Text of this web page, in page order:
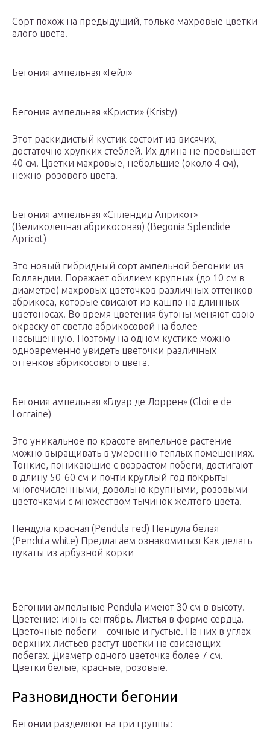
Сорт похож на предыдущий, только махровые цветки
алого цвета.
Бегония ампельная «Гейл»
Бегония ампельная «Кристи» (Kristy)
Этот раскидистый кустик состоит из висячих,
достаточно хрупких стеблей. Их длина не превышает
40 см. Цветки махровые, небольшие (около 4 см),
нежно-розового цвета.
Бегония ампельная «Сплендид Априкот»
(Великолепная абрикосовая) (Begonia Splendide
Apricot)
Это новый гибридный сорт ампельной бегонии из
Голландии. Поражает обилием крупных (до 10 см в
диаметре) махровых цветочков различных оттенков
абрикоса, которые свисают из кашпо на длинных
цветоносах. Во время цветения бутоны меняют свою
окраску от светло абрикосовой на более
насыщенную. Поэтому на одном кустике можно
одновременно увидеть цветочки различных
оттенков абрикосового цвета.
Бегония ампельная «Глуар де Лоррен» (Gloire de
Lorraine)
Это уникальное по красоте ампельное растение
можно выращивать в умеренно теплых помещениях.
Тонкие, поникающие с возрастом побеги, достигают
в длину 50-60 см и почти круглый год покрыты
многочисленными, довольно крупными, розовыми
цветочками с множеством тычинок желтого цвета.
Пендула красная (Pendula red) Пендула белая
(Pendula white) Предлагаем ознакомиться Как делать
цукаты из арбузной корки
Бегонии ампельные Pendula имеют 30 см в высоту.
Цветение: июнь-сентябрь. Листья в форме сердца.
Цветочные побеги – сочные и густые. На них в углах
верхних листьев растут цветки на свисающих
побегах. Диаметр одного цветочка более 7 см.
Цветки белые, красные, розовые.
Разновидности бегонии
Бегонии разделяют на три группы: